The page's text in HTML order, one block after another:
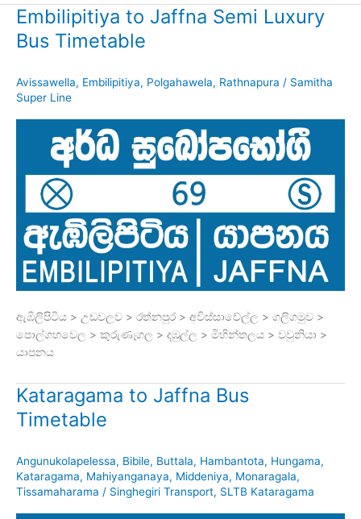
Embilipitiya to Jaffna Semi Luxury
Bus Timetable
Avissawella, Embilipitiya, Polgahawela, Rathnapura / Samitha
Super Line
ඇඹිලිපිටිය > උඩවලව > රත්නපුර > අවිස්සාවේල්ල > ගලිගමුව >
පොල්ගහවෙල > කුරුණෑගල > දඹුල්ල > මිහින්තලය > වවුනියා >
යාපනය
Kataragama to Jaffna Bus
Timetable
Angunukolapelessa, Bibile, Buttala, Hambantota, Hungama,
Kataragama, Mahiyanganaya, Middeniya, Monaragala,
Tissamaharama / Singhegiri Transport, SLTB Kataragama